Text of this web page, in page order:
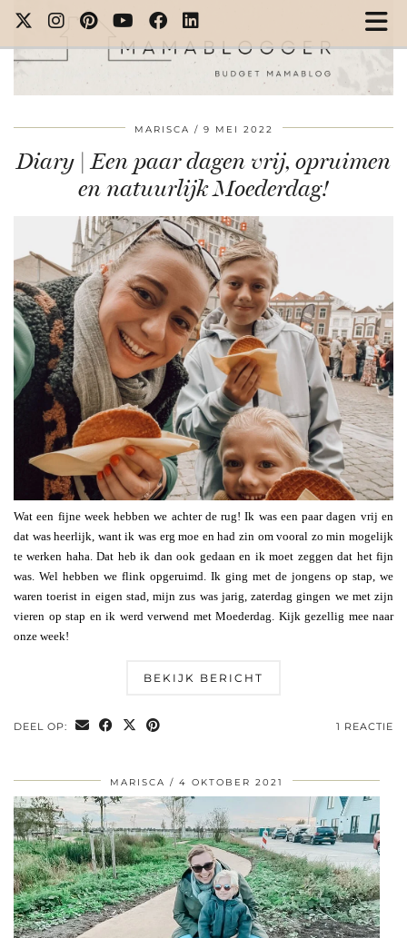
MARISCA 9 MEI 2022
Diary | Een paar dagen vrij, opruimen
en natuurlijk Moederdag!
Wat een fijne week hebben we achter de rug! Ik was een paar dagen vrij en
dat was heerlijk, want ik was erg moe en had zin om vooral zo min mogelijk
te werken haha. Dat heb ik dan ook gedaan en ik moet zeggen dat het fijn
was. Wel hebben we flink opgeruimd. Ik ging met de jongens op stap, we
waren toerist in eigen stad, mijn zus was jarig, zaterdag gingen we met zijn
vieren op stap en ik werd verwend met Moederdag. Kijk gezellig mee naar
onze week!
BEKIJK BERICHT
DEEL OP: 1 REACTIE
MARISCA 4 OKTOBER 2021